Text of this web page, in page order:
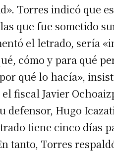
Torres indicó que
que fue sometido
el letrado, sería
cómo y para qué
qué lo hacía»,
fiscal Javier
defensor, Hugo
tiene cinco días
tanto, Torres